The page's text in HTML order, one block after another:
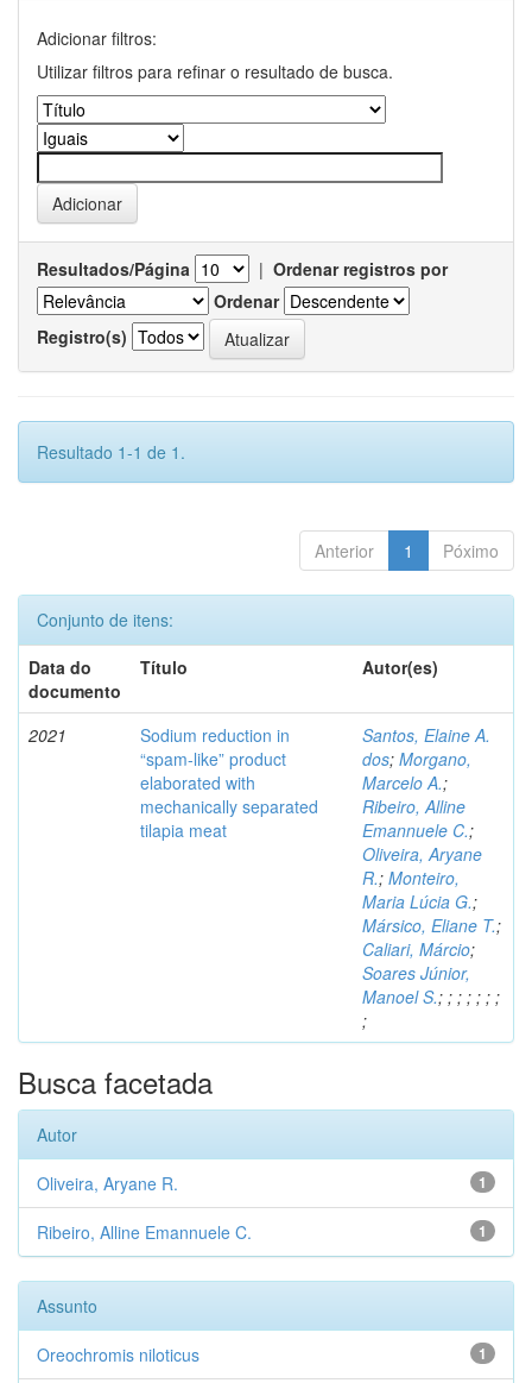
Adicionar filtros:
Utilizar filtros para refinar o resultado de busca.
Resultados/Página | Ordenar registros por
Ordenar
Registro(s)
Resultado 1-1 de 1.
Anterior 1 Póximo
Conjunto de itens:
Data do
documento
Título Autor(es)
2021
Sodium reduction in
“spam-like” product
elaborated with
mechanically separated
tilapia meat
Santos, Elaine A.
dos; Morgano,
Marcelo A.;
Ribeiro, Alline
Emannuele C.;
Oliveira, Aryane
R.; Monteiro,
Maria Lúcia G.;
Mársico, Eliane T.;
Caliari, Márcio;
Soares Júnior,
Manoel S.; ; ; ; ; ; ;
;
Busca facetada
Autor
1
Oliveira, Aryane R.
1
Ribeiro, Alline Emannuele C.
Assunto
1
Oreochromis niloticus